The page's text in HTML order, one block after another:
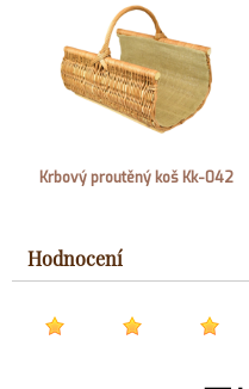
Hodnocení
Krbový proutěný koš Kk-042